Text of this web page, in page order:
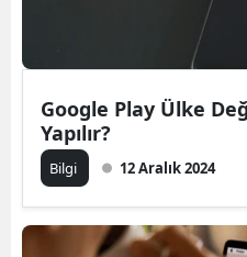
Google Play Ülke
Yapılır?
Bilgi 12 Aralık 2024